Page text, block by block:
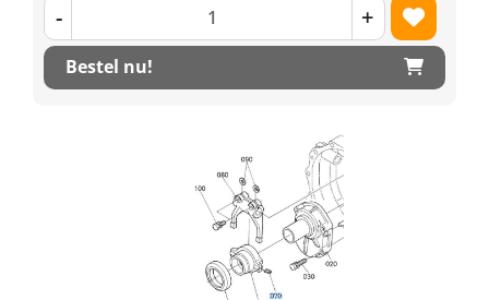
- +
Bestel nu!